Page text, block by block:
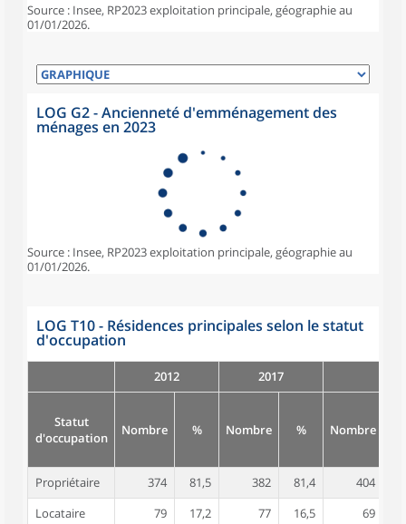
Source : Insee, RP2023 exploitation principale, géographie au
01/01/2026.
LOG G2 - Ancienneté d'emménagement des
ménages en 2023
Source : Insee, RP2023 exploitation principale, géographie au
01/01/2026.
LOG T10 - Résidences principales selon le statut
d'occupation
2012 2017
Statut
d'occupation
Nombre % Nombre % Nombre
Propriétaire 374 81,5 382 81,4 404
Locataire
79 17,2 77 16,5 69